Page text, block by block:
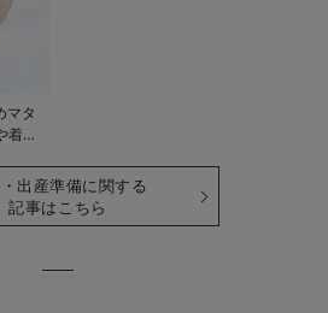
マタ
着る
出産準備に関する
記事はこちら